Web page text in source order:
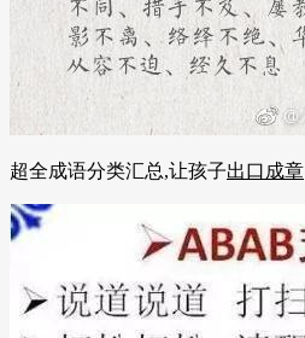
超全成语分类汇总,让孩子出口成章